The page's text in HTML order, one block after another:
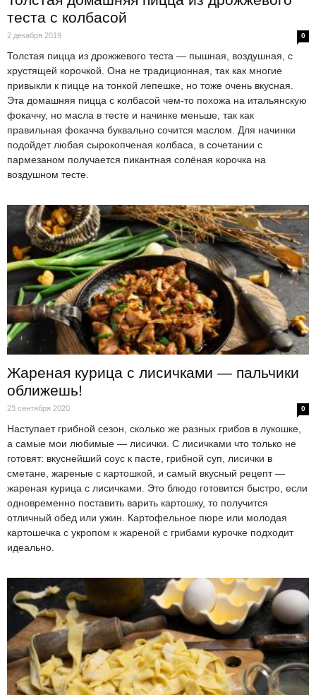
теста с колбасой
2 декабря 2019 0
Толстая пицца из дрожжевого теста — пышная, воздушная, с
хрустящей корочкой. Она не традиционная, так как многие
привыкли к пицце на тонкой лепешке, но тоже очень вкусная.
Эта домашняя пицца с колбасой чем-то похожа на итальянскую
фокаччу, но масла в тесте и начинке меньше, так как
правильная фокачча буквально сочится маслом. Для начинки
подойдет любая сырокопченая колбаса, в сочетании с
пармезаном получается пикантная солёная корочка на
воздушном тесте.
Жареная курица с лисичками — пальчики
оближешь!
23 сентября 2020 0
Наступает грибной сезон, сколько же разных грибов в лукошке,
а самые мои любимые — лисички. С лисичками что только не
готовят: вкуснейший соус к пасте, грибной суп, лисички в
сметане, жареные с картошкой, и самый вкусный рецепт —
жареная курица с лисичками. Это блюдо готовится быстро, если
одновременно поставить варить картошку, то получится
отличный обед или ужин. Картофельное пюре или молодая
картошечка с укропом к жареной с грибами курочке подходит
идеально.